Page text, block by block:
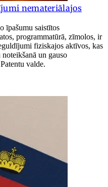
nemateriālajos
īpašumu saistītos
programmatūrā, zīmolos, ir
fiziskajos aktīvos, kas
un gauso
valde.